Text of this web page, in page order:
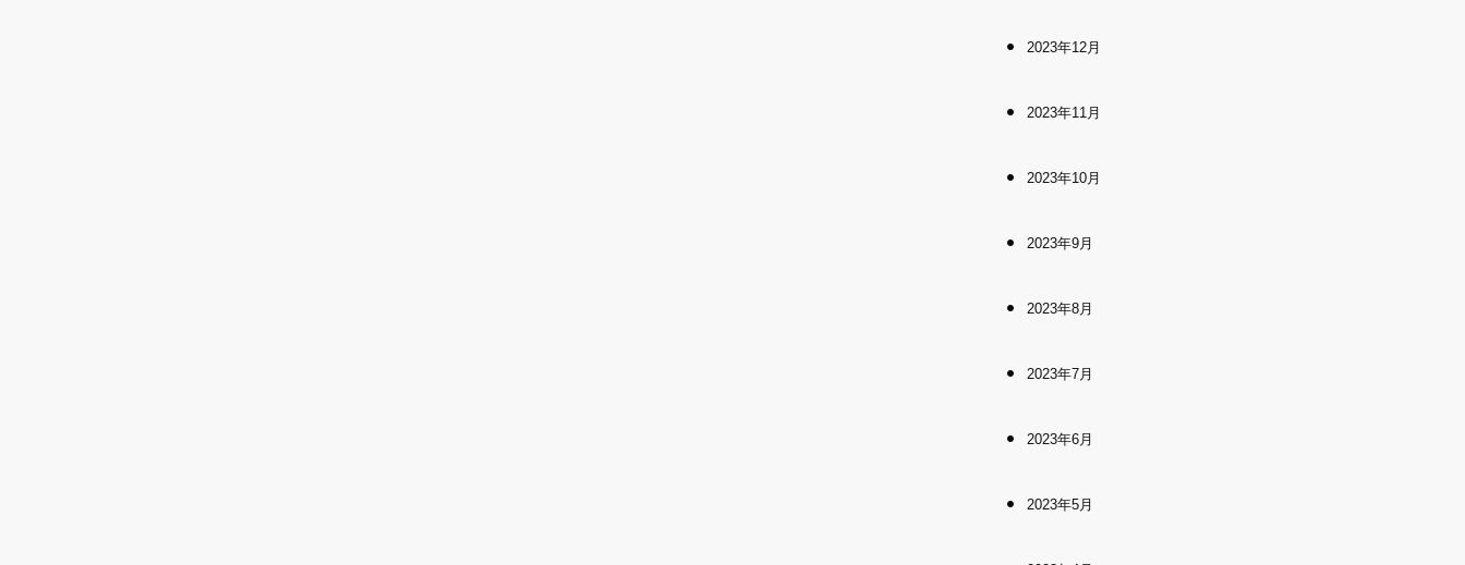
2023年12月
2023年11月
2023年10月
2023年9月
2023年8月
2023年7月
2023年6月
2023年5月